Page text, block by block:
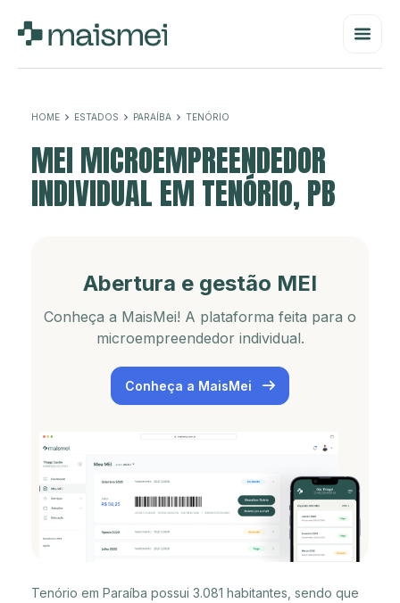
HOME ESTADOS PARAÍBA TENÓRIO
MEI MICROEMPREENDEDOR
INDIVIDUAL EM TENÓRIO, PB
Abertura e gestão MEI
Conheça a MaisMei! A plataforma feita para o
microempreendedor individual.
Conheça a MaisMei
Tenório em Paraíba possui 3.081 habitantes, sendo que